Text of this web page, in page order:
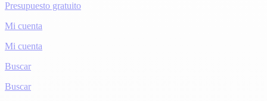
Presupuesto gratuito
Mi cuenta
Mi cuenta
Buscar
Buscar